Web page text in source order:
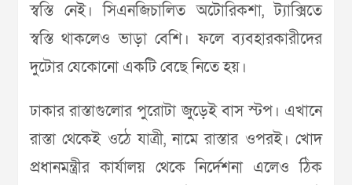
স্বস্তি নেই। সিএনজিচালিত অটোরিকশা, ট্যাক্সিতে
স্বস্তি থাকলেও ভাড়া বেশি। ফলে ব্যবহারকারীদের
দুটোর যেকোনো একটি বেছে নিতে হয়।
ঢাকার রাস্তাগুলোর পুরোটা জুড়েই বাস স্টপ। এখানে
রাস্তা থেকেই ওঠে যাত্রী, নামে রাস্তার ওপরই। খোদ
প্রধানমন্ত্রীর কার্যালয় থেকে নির্দেশনা এলেও ঠিক